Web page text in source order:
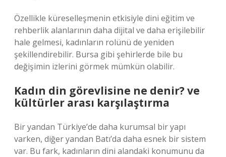
Özellikle küreselleşmenin etkisiyle dini eğitim ve
rehberlik alanlarının daha dijital ve daha erişilebilir
hale gelmesi, kadınların rolünü de yeniden
şekillendirebilir. Bursa gibi şehirlerde bile bu
değişimin izlerini görmek mümkün olabilir.
Kadın din görevlisine ne denir? ve
kültürler arası karşılaştırma
Bir yandan Türkiye’de daha kurumsal bir yapı
varken, diğer yandan Batı’da daha esnek bir sistem
var. Bu fark, kadınların dini alandaki konumunu da